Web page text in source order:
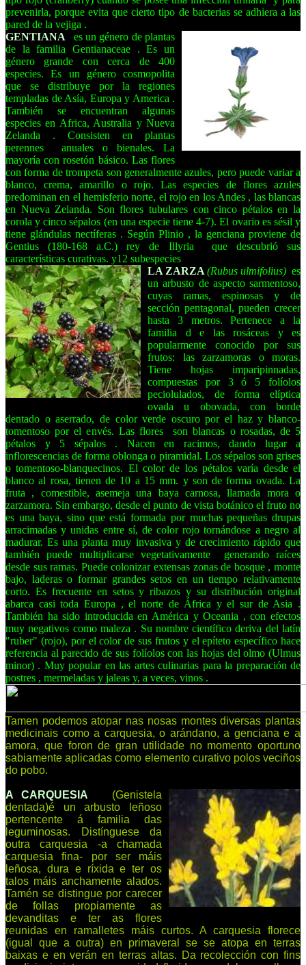
prevenirla, porque evita que cierto tipo de bacterias se adhiera a las
pared de la vejiga .
GENTIANA
es un género de plantas
de la familia Gentianaceae . Es un
género grande con cerca de 400
especies. Es un género cosmopolita
que se distribuye por la regiones
templadas de Asía, Europa y America .
También se encuentran algunas
especies en Africa, Australia y Nueva
Zelanda . Consisten en plantas
perennes anuales o bienales. La
mayoría con rosetón básico. Las flores
con forma de trompeta son generalmente azules, pero puede variar a
blanco, crema, amarillo o rojo. Las especies de flores azules
predominan en el hemisferio norte, el rojo en los Andes , las blancas
en Nueva Zelanda. Son flores tubulares con cinco pétalosen la
corolay cinco sépalos (en una especie tiene 4-7). El ovario es sésily
tiene glándulas nectíferas . Según Plinio , la genciana proviene de
Gentius(180-168 a.C.) rey de Illyria que descubrió sus
características curativas. y12 subespecies
LA ZARZA (Rubus ulmifolius) es
un arbusto de aspecto sarmentoso,
cuyas ramas, espinosas y de
sección pentagonal, pueden crecer
hasta 3 metros. Pertenece a la
familia d e las rosáceas y es
popularmente conocido por sus
frutos: las zarzamoras o moras.
Tiene hojas imparipinnadas,
compuestas por 3 ó 5 folíolos
peciolulados, de forma elíptica
ovada u obovada, con borde
dentado o aserrado, de color verde oscuro por el haz y blanco-
tomentoso por el envés. Las floresson blancas o rosadas, de 5
pétalos y 5 sépalos . Nacen en racimos, dando lugar a
inflorescencias de forma oblonga o piramidal. Los sépalos son grises
o tomentoso-blanquecinos. El color de los pétalos varía desde el
blanco al rosa, tienen de 10 a 15 mm. y son de forma ovada. La
fruta , comestible, asemeja una bayacarnosa, llamada mora o
zarzamora. Sin embargo, desde el punto de vista botánico el fruto no
es una baya, sino que está formada por muchas pequeñas drupas
arracimadas y unidas entre sí, de color rojo tornándose a negro al
madurar. Es una planta muy invasiva y de crecimiento rápido que
también puede multiplicarse vegetativamente generando raíces
desde sus ramas. Puede colonizar extensas zonas de bosque , monte
bajo, laderas o formar grandes setos en un tiempo relativamente
corto. Es frecuente en setos y ribazos y su distribución original
abarca casi toda Europa , el norte de África y el sur de Asia .
También ha sido introducida en América y Oceania , con efectos
muy negativos como maleza . Su nombre científico deriva del latín
"ruber" (rojo), por el color de sus frutos y el epíteto específico hace
referencia al parecido de sus folíoloscon las hojas del olmo (Ulmus
minor) . Muy popular en las artes culinarias para la preparación de
postres , mermeladas y jaleas y, a veces, vinos .
Tamen podemos atopar nas nosas montes diversas plantas
medicinais como a carquesia, o arándano, a genciana e a
amora, que foron de gran utilidade no momento oportuno
sabiamente aplicadas como elemento curativo polos veciños
do pobo.
A CARQUESIA
(Genistela
dentada)é un arbusto leñoso
pertencente á familia das
leguminosas. Distínguese da
outra carquesia -a chamada
carquesia fina- por ser máis
leñosa, dura e ríxida e ter os
talos máis anchamente alados.
Tamén se distingue por carecer
de follas propiamente as
devanditas e ter as flores
reunidas en ramalletes máis curtos. A carquesia florece
(igual que a outra) en primaveral se se atopa en terras
baixas e en verán en terras altas. Da recolección con fins